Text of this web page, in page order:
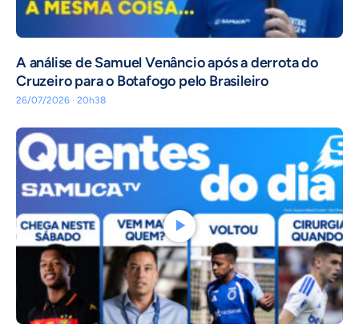
A análise de Samuel Venâncio após a derrota do
Cruzeiro para o Botafogo pelo Brasileiro
26/07/2026 · 20h38